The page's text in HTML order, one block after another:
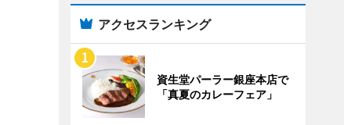
アクセスランキング
資生堂パーラー銀座本店で
「真夏のカレーフェア」